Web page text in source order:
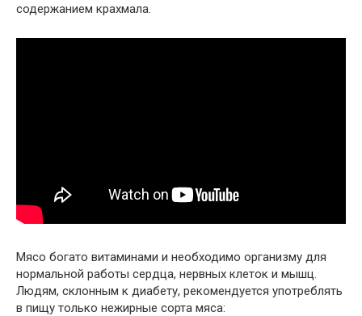
содержанием крахмала.
Мясо богато витаминами и необходимо организму для
нормальной работы сердца, нервных клеток и мышц.
Людям, склонным к диабету, рекомендуется употреблять
в пищу только нежирные сорта мяса: